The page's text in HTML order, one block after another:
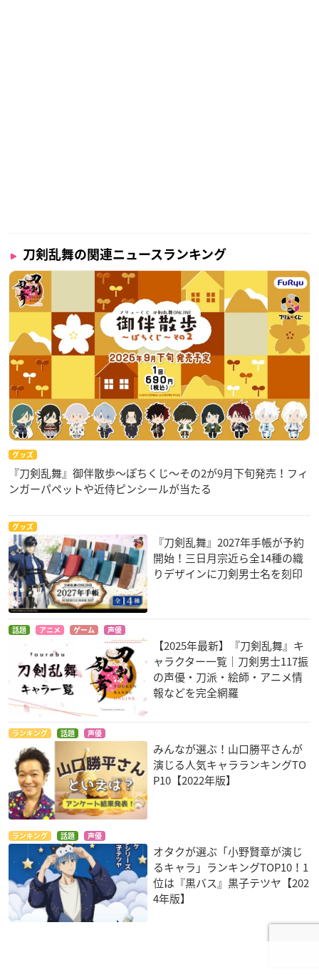
刀剣乱舞の関連ニュースランキング
グッズ
『刀剣乱舞』御伴散歩～ぽちくじ～その2が9月下旬発売！フィ
ンガーパペットや近侍ピンシールが当たる
グッズ
『刀剣乱舞』2027年手帳が予約
開始！三日月宗近ら全14種の織
りデザインに刀剣男士名を刻印
話題 アニメ ゲーム 声優
【2025年最新】『刀剣乱舞』キ
ャラクター一覧｜刀剣男士117振
の声優・刀派・絵師・アニメ情
報などを完全網羅
ランキング 話題 声優
みんなが選ぶ！山口勝平さんが
演じる人気キャラランキングTO
P10【2022年版】
ランキング 話題 声優
オタクが選ぶ「小野賢章が演じ
るキャラ」ランキングTOP10！1
位は『黒バス』黒子テツヤ【202
4年版】